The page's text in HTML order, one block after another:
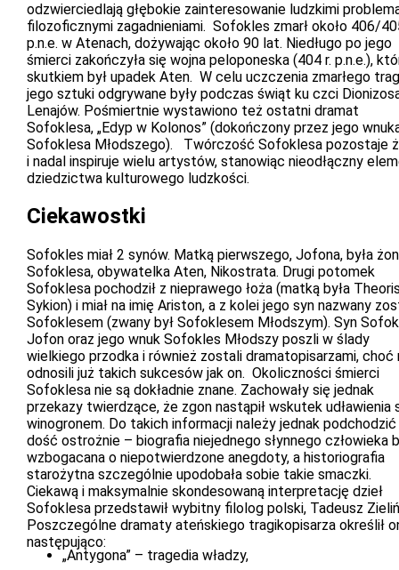
odzwierciedlają głębokie zainteresowanie ludzkimi
filozoficznymi zagadnieniami. Sofokles zmarł około 406/
p.n.e. w Atenach, dożywając około 90 lat. Niedługo po jego
śmierci zakończyła się wojna peloponeska (404 r. p.n.e.),
skutkiem był upadek Aten. W celu uczczenia zmarłego
jego sztuki odgrywane były podczas świąt ku czci
Lenajów. Pośmiertnie wystawiono też ostatni dramat
Sofoklesa, „Edyp w Kolonos” (dokończony przez jego
Sofoklesa Młodszego). Twórczość Sofoklesa pozostaje
i nadal inspiruje wielu artystów, stanowiąc nieodłączny
dziedzictwa kulturowego ludzkości.
Ciekawostki
Sofokles miał 2 synów. Matką pierwszego, Jofona, była
Sofoklesa, obywatelka Aten, Nikostrata. Drugi potomek
Sofoklesa pochodził z nieprawego łoża (matką była
Sykion) i miał na imię Ariston, a z kolei jego syn nazwany
Sofoklesem (zwany był Sofoklesem Młodszym). Syn
Jofon oraz jego wnuk Sofokles Młodszy poszli w ślady
wielkiego przodka i również zostali dramatopisarzami, choć
odnosili już takich sukcesów jak on. Okoliczności śmierci
Sofoklesa nie są dokładnie znane. Zachowały się jednak
przekazy twierdzące, że zgon nastąpił wskutek udławienia
winogronem. Do takich informacji należy jednak podchodzić
dość ostrożnie – biografia niejednego słynnego człowieka
wzbogacana o niepotwierdzone anegdoty, a historiografia
starożytna szczególnie upodobała sobie takie smaczki.
Ciekawą i maksymalnie skondesowaną interpretację dzieł
Sofoklesa przedstawił wybitny filolog polski, Tadeusz
Poszczególne dramaty ateńskiego tragikopisarza określił
następująco:
„Antygona” – tragedia władzy,